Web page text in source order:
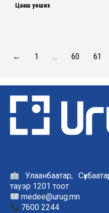
Цааш унших
← 1 … 60 61
Улаанбаатар,
тауэр 1201 тоот
medee@urug.mn
7600 2244